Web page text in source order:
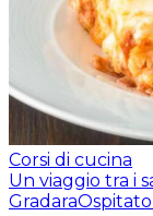
Corsi di cucina
Un viaggio tra i
Gradara